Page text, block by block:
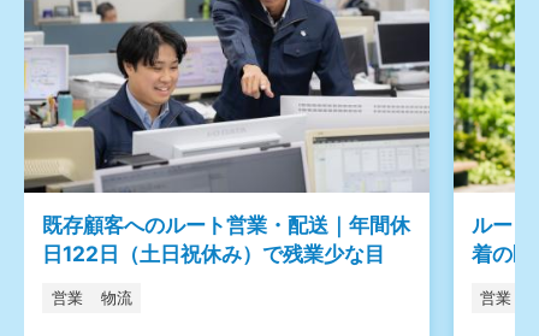
既存顧客へのルート営業・配送｜年間休
日122日（土日祝休み）で残業少な目
営業 物流
ルート
着の医
営業